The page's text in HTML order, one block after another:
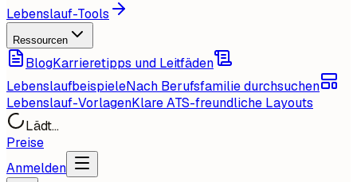
Lebenslauf-Tools
Ressourcen
BlogKarrieretipps und Leitfäden
LebenslaufbeispieleNach Berufsfamilie durchsuchen
Lebenslauf-VorlagenKlare ATS-freundliche Layouts
Lädt...
Preise
Anmelden